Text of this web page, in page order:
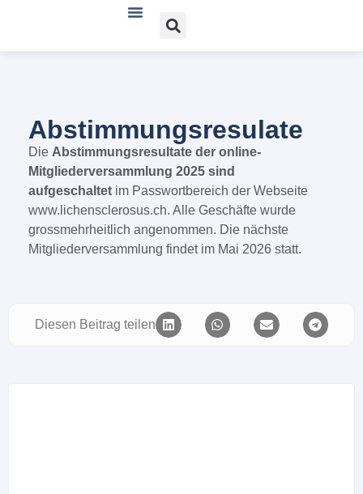
Abstimmungsresulate
Die Abstimmungsresultate der online-
Mitgliederversammlung 2025 sind
aufgeschaltet im Passwortbereich der Webseite
www.lichensclerosus.ch. Alle Geschäfte wurde
grossmehrheitlich angenommen. Die nächste
Mitgliederversammlung findet im Mai 2026 statt.
Diesen Beitrag teilen